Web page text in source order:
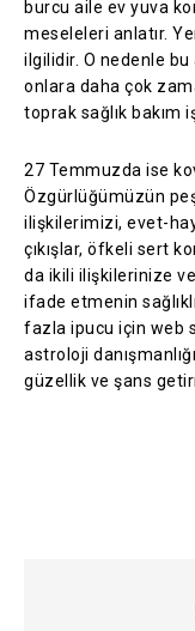
burcu aile ev yuva
meseleleri anlatır.
ilgilidir. O nedenle
onlara daha çok
toprak sağlık bakım
27 Temmuzda ise
Özgürlüğümüzün
ilişkilerimizi, evet-
çıkışlar, öfkeli sert
da ikili ilişkilerinize
ifade etmenin
fazla ipucu için web
astroloji
güzellik ve şans